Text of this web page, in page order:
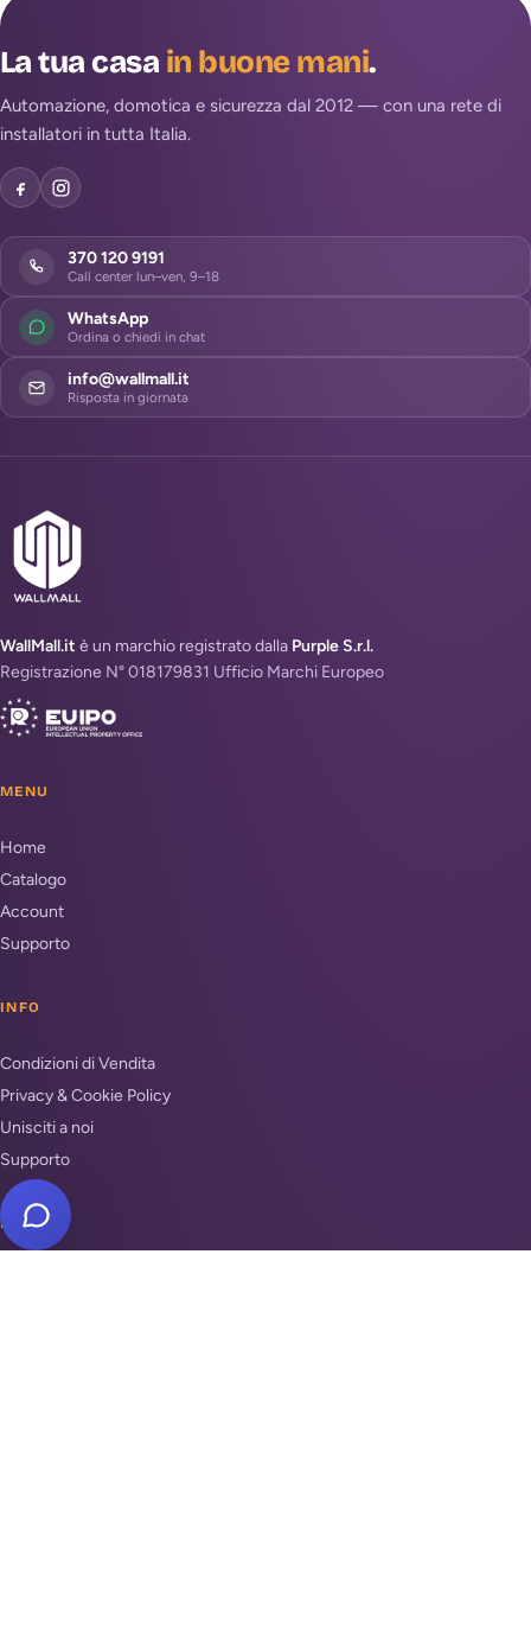
La tua casain buone mani.
Automazione, domotica e sicurezza dal 2012 — con una rete di
installatori in tutta Italia.
370 120 9191
Call center lun–ven, 9–18
WhatsApp
Ordina o chiedi in chat
info@wallmall.it
Risposta in giornata
WallMall.it è un marchio registrato dalla Purple S.r.l.
Registrazione N° 018179831 Ufficio Marchi Europeo
MENU
Home
Catalogo
Account
Supporto
INFO
Condizioni di Vendita
Privacy & Cookie Policy
Unisciti a noi
Supporto
REPARTI